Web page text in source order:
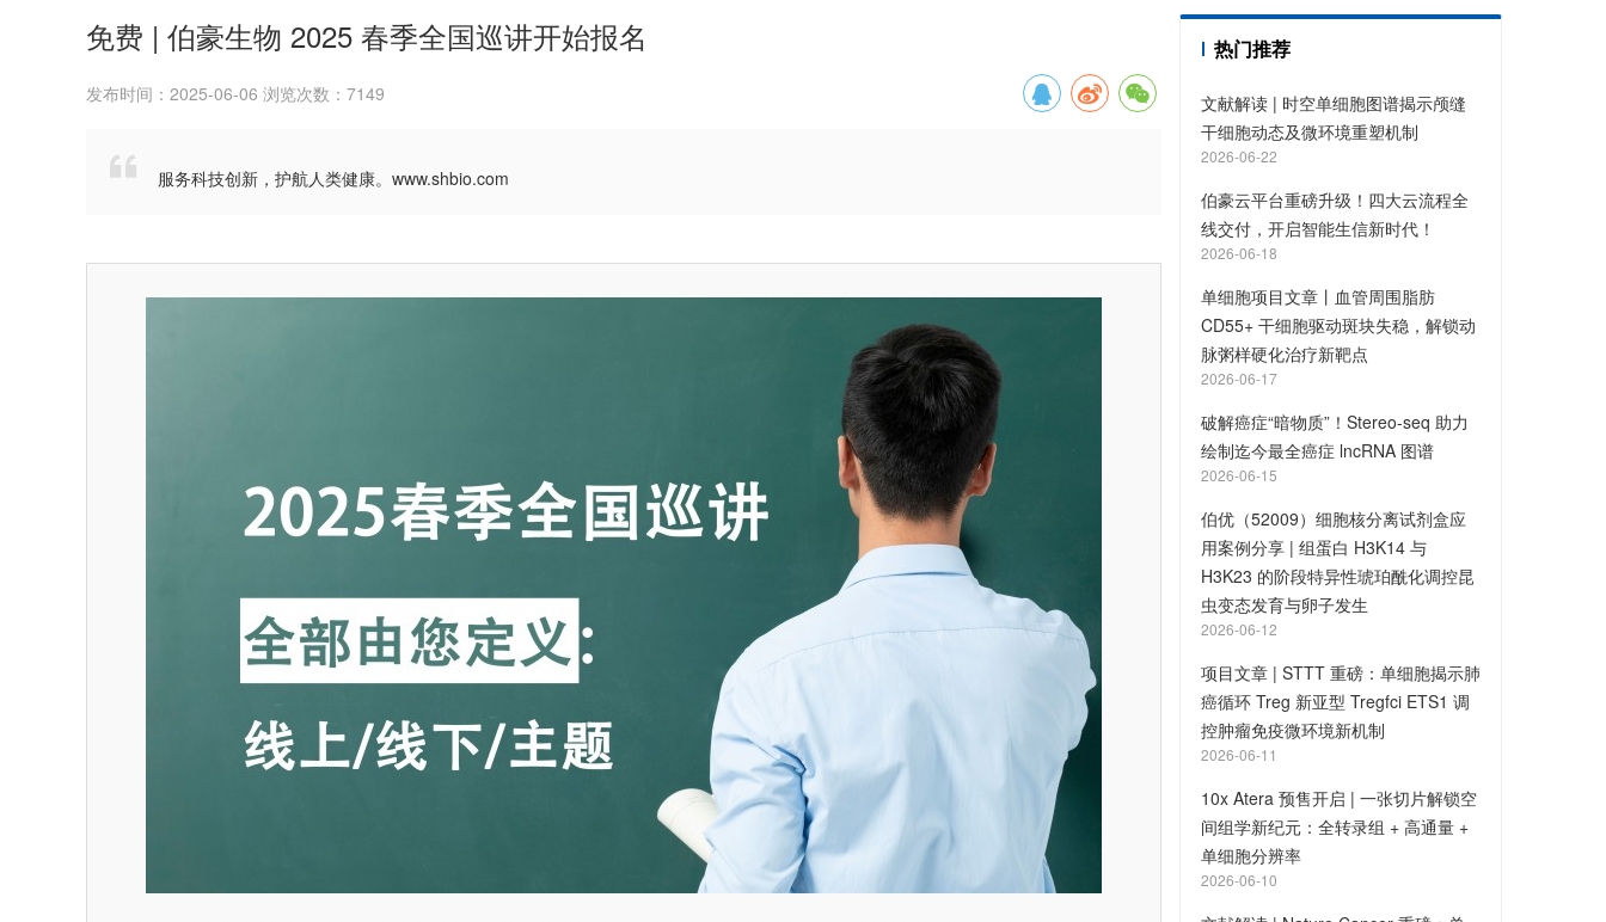
免费 | 伯豪生物 2025 春季全国巡讲开始报名
发布时间：2025-06-06 浏览次数：7149
 服务科技创新，护航人类健康。www.shbio.com
热门推荐
文献解读 | 时空单细胞图谱揭示颅缝
干细胞动态及微环境重塑机制
2026-06-22
伯豪云平台重磅升级！四大云流程全
线交付，开启智能生信新时代！
2026-06-18
单细胞项目文章丨血管周围脂肪
CD55+ 干细胞驱动斑块失稳，解锁动
脉粥样硬化治疗新靶点
2026-06-17
破解癌症“暗物质”！Stereo-seq 助力
绘制迄今最全癌症 lncRNA 图谱
2026-06-15
伯优（52009）细胞核分离试剂盒应
用案例分享 | 组蛋白 H3K14 与
H3K23 的阶段特异性琥珀酰化调控昆
虫变态发育与卵子发生
2026-06-12
项目文章 | STTT 重磅：单细胞揭示肺
癌循环 Treg 新亚型 Tregfci ETS1 调
控肿瘤免疫微环境新机制
2026-06-11
10x Atera 预售开启 | 一张切片解锁空
间组学新纪元：全转录组 + 高通量 +
单细胞分辨率
2026-06-10